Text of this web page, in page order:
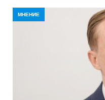
МНЕНИЕ